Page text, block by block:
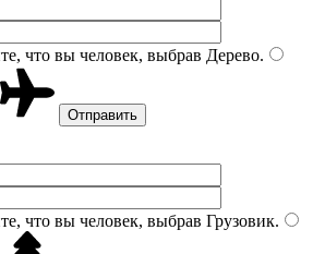
что вы человек, выбрав Дерево.
что вы человек, выбрав Грузовик.